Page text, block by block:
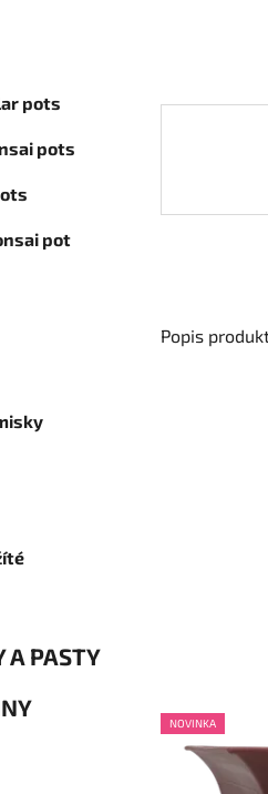
pots
pots
pot
A PASTY
Popis
NOVINKA